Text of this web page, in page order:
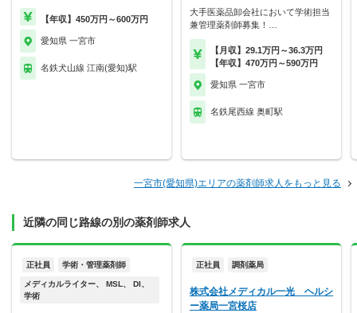
【年収】450万円～600万円
愛知県 一宮市
名鉄犬山線 江南(愛知)駅
大手医薬品卸会社において学術担当
兼管理薬剤師募集！…
【月収】29.1万円～36.3万円
【年収】470万円～590万円
愛知県 一宮市
名鉄尾西線 奥町駅
一宮市(愛知県)エリアの薬剤師求人をもっと見る
近隣の同じ路線の別の薬剤師求人
正社員 学術・管理薬剤師
メディカルライター、 MSL、 DI、
学術
正社員 調剤薬局
株式会社メディカル一光 ヘルシ
ー薬局一宮桜店